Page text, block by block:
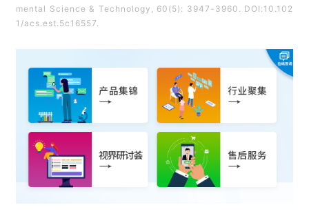
mental Science & Technology, 60(5): 3947-3960. DOI:10.102
1/acs.est.5c16557.